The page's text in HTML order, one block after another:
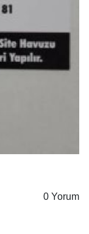
0 Yorum